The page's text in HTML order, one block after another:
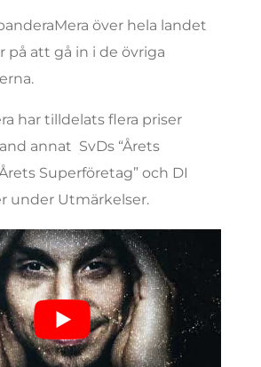
över hela landet
på att gå in i de övriga
har tilldelats flera priser
annat SvDs “Årets
Superföretag” och DI
under Utmärkelser.